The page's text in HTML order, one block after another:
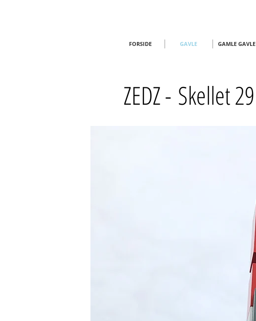
FORSIDE GAVLE GAMLE GAVLE
ZEDZ - Skellet 29